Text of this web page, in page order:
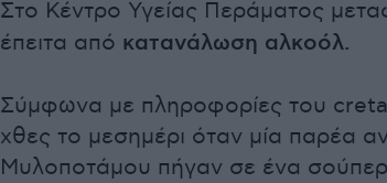
Στο Κέντρο Υγείας Περάματος
έπειτα από κατανάλωση αλκοόλ.
Σύμφωνα με πληροφορίες του
χθες το μεσημέρι όταν μία παρέα
Μυλοποτάμου πήγαν σε ένα σούπερ